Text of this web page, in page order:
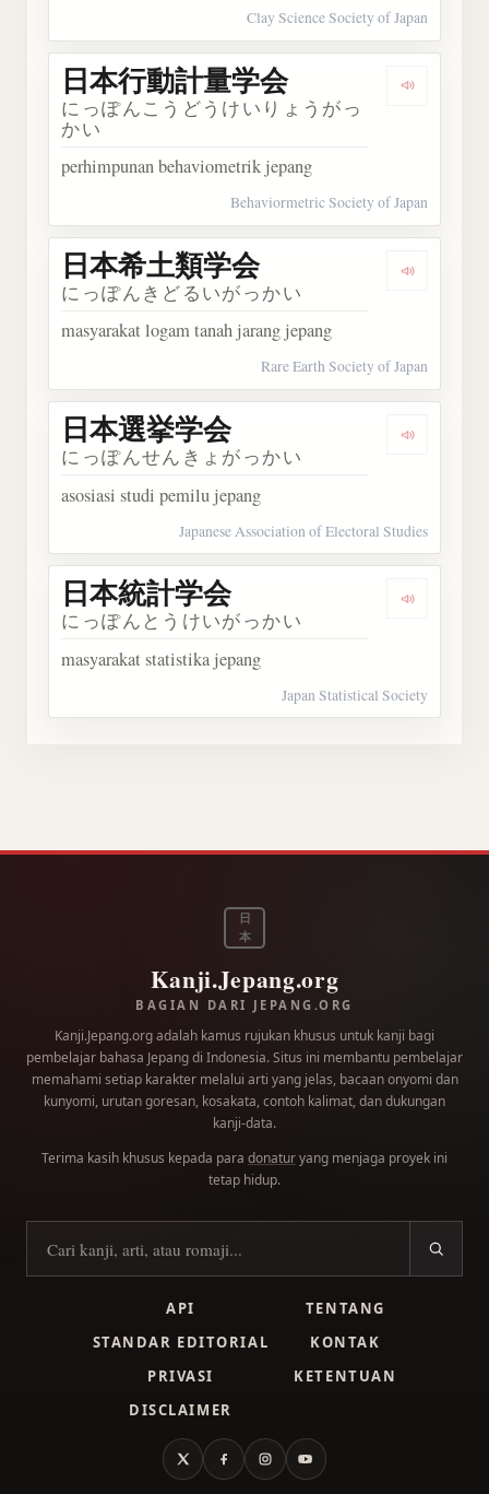
Clay Science Society of Japan
日本行動計量学会
にっぽんこうどうけいりょうがっ
かい
perhimpunan behaviometrik jepang
Behaviormetric Society of Japan
日本希土類学会
にっぽんきどるいがっかい
masyarakat logam tanah jarang jepang
Rare Earth Society of Japan
日本選挙学会
にっぽんせんきょがっかい
asosiasi studi pemilu jepang
Japanese Association of Electoral Studies
日本統計学会
にっぽんとうけいがっかい
masyarakat statistika jepang
Japan Statistical Society
日
本
Kanji.Jepang.org
BAGIAN DARI JEPANG.ORG
Kanji.Jepang.org adalah kamus rujukan khusus untuk kanji bagi
pembelajar bahasa Jepang di Indonesia. Situs ini membantu pembelajar
memahami setiap karakter melalui arti yang jelas, bacaan onyomi dan
kunyomi, urutan goresan, kosakata, contoh kalimat, dan dukungan
kanji-data.
Terima kasih khusus kepada para donaturyang menjaga proyek ini
tetap hidup.
Cari kanji
API
TENTANG
STANDAR EDITORIAL
KONTAK
PRIVASI
KETENTUAN
DISCLAIMER
X FacebookInstagramYouTube